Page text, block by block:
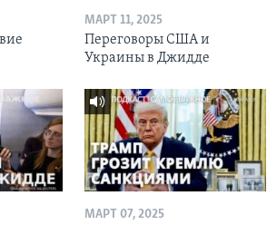
МАРТ 11, 2025
Переговоры США и
Украины в Джидде
МАРТ 07, 2025